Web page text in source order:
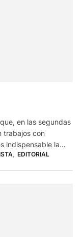
en las segundas
trabajos con
indispensable la
atención al
, EDITORIAL